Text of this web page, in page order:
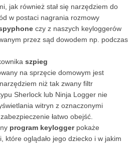
jak również stał się narzędziem do
w postaci nagrania rozmowy
czy z naszych keyloggerów
przez sąd dowodem np. podczas
szpieg
na sprzęcie domowym jest
niż tak zwany filtr
Sherlock lub Ninja Logger nie
witryn z oznaczonymi
łatwo obejść.
program keylogger pokaże
które oglądało jego dziecko i w jakim